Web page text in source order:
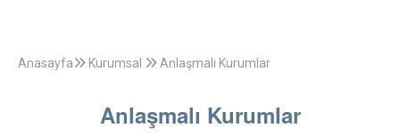
Anasayfa Kurumsal Anlaşmalı Kurumlar
Anlaşmalı Kurumlar